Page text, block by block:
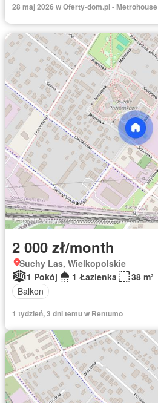
28 maj 2026 w Oferty-dom.pl - Metrohouse
2 000 zł/month
Suchy Las, Wielkopolskie
1 Pokój
1 Łazienka
38 m²
Balkon
1 tydzień, 3 dni temu w Rentumo